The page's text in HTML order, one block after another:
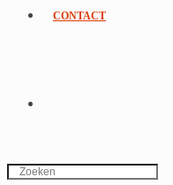
CONTACT